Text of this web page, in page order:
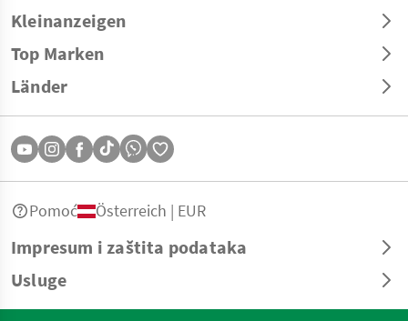
Kleinanzeigen
Top Marken
Länder
Impresum i zaštita podataka
Usluge
Pomoć Österreich | EUR